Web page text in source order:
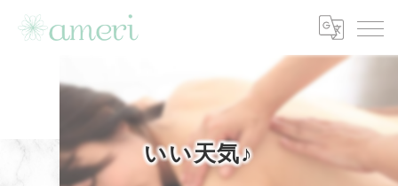
いい天気♪